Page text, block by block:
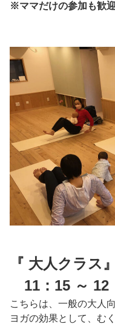
※ママだけの参加も歓迎
『 大人クラス
11：15 ～ 12
こちらは、一般の大人
ヨガの効果として、む